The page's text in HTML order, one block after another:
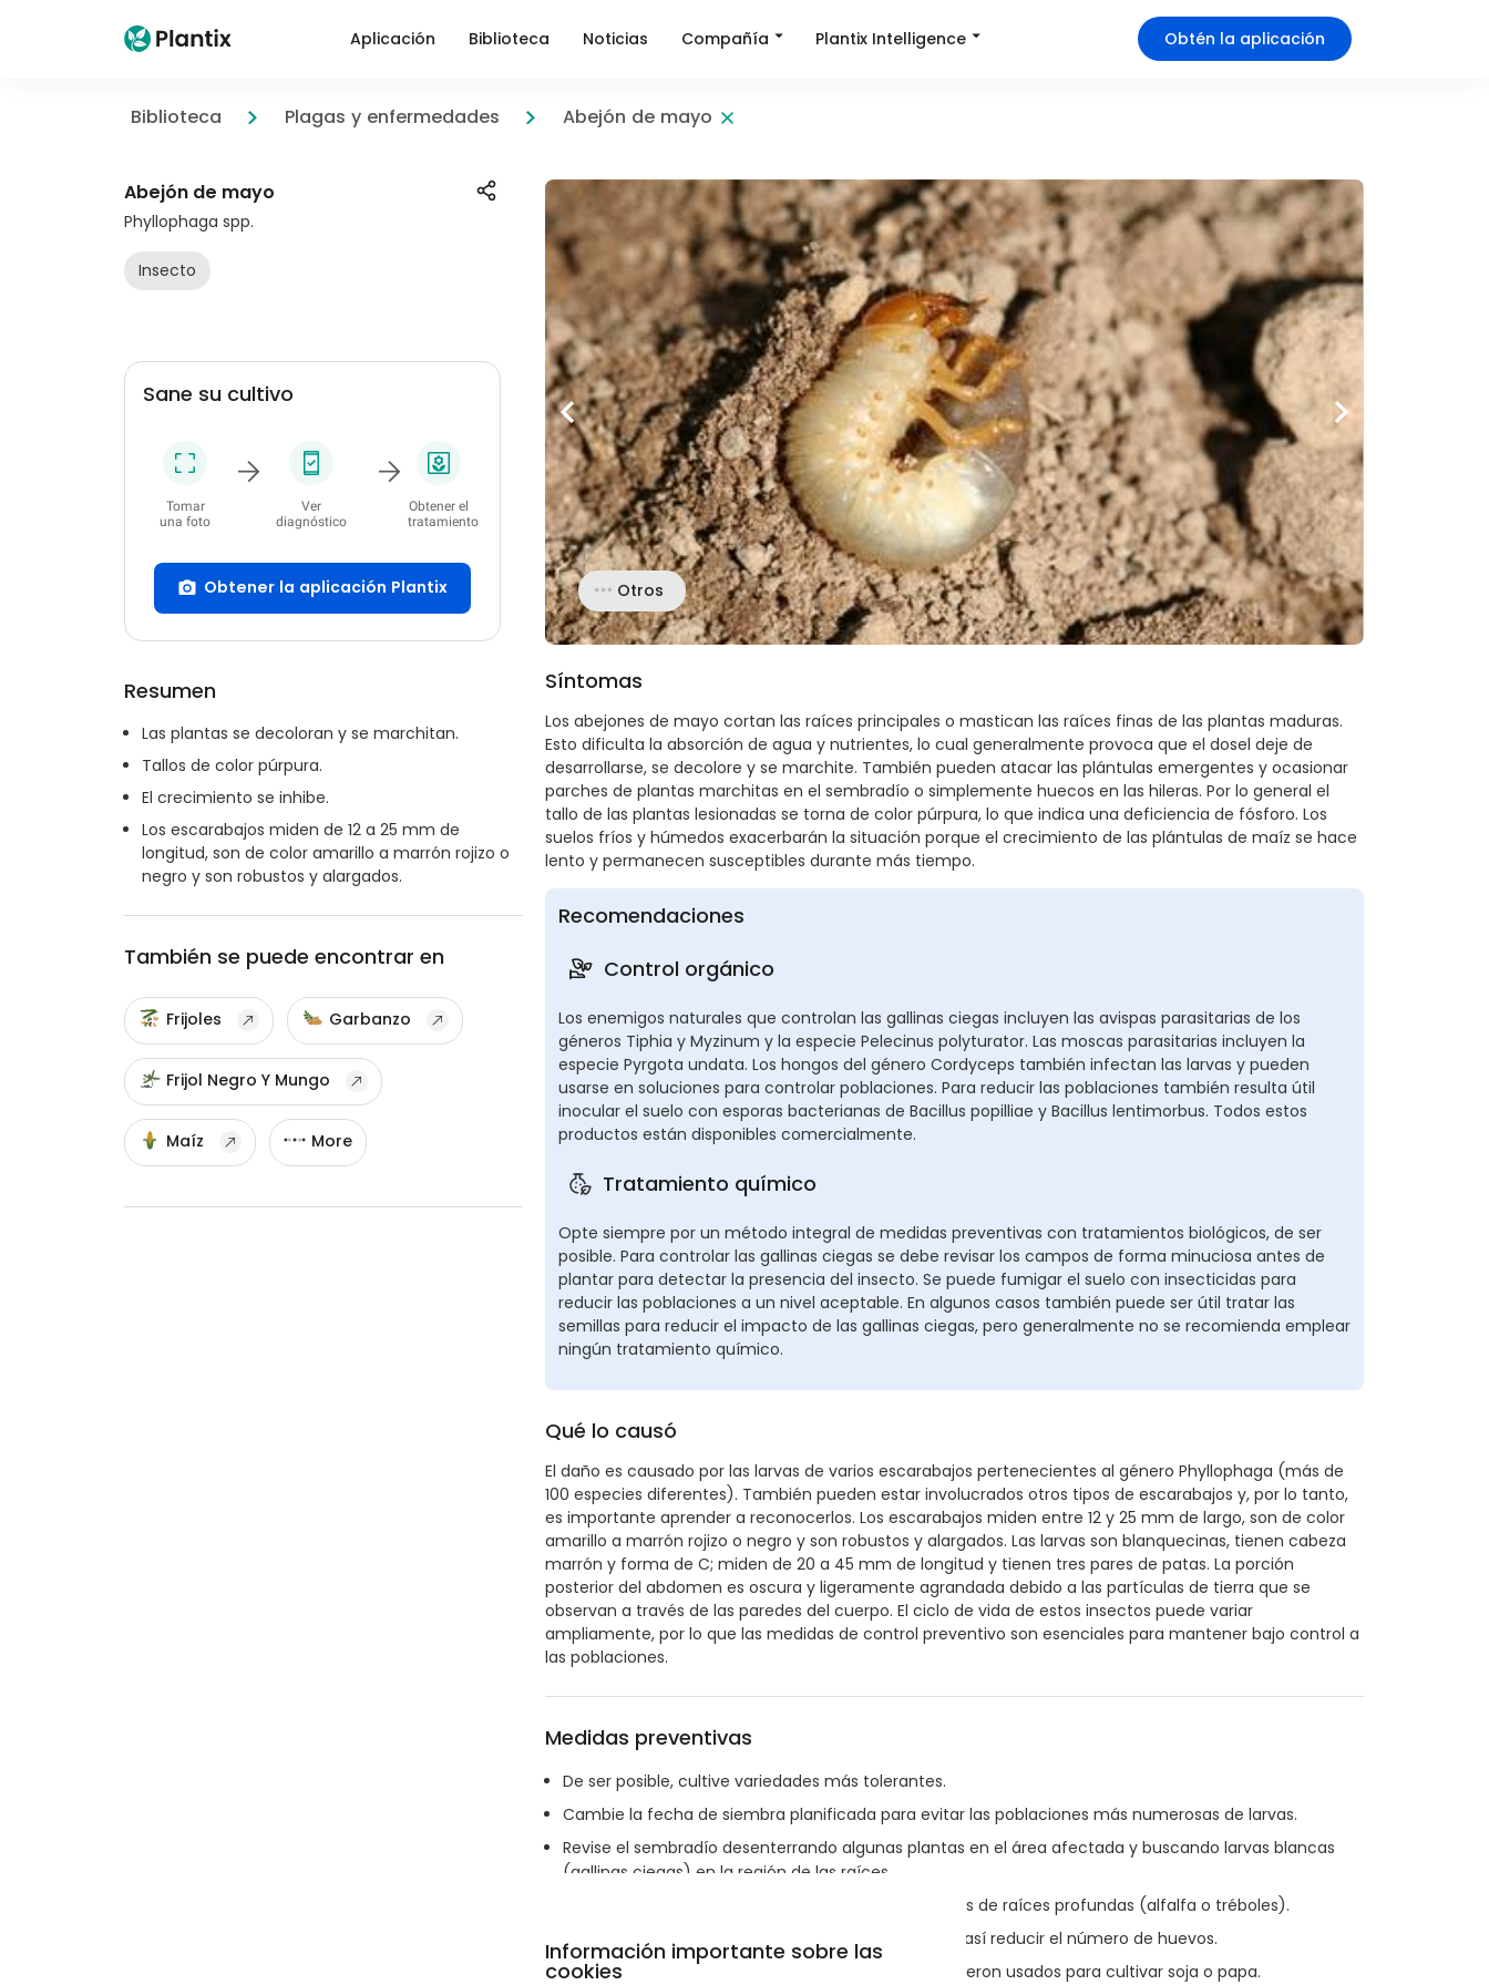
Aplicación Biblioteca Noticias Compañía Plantix Intelligence Obtén la aplicación
Biblioteca Plagas y enfermedades Abejón de mayo
Abejón de mayo
Phyllophaga spp.
Insecto
Sane su cultivo
Tomar
una foto
Ver
diagnóstico
Obtener el
tratamiento
Obtener la aplicación Plantix
Resumen
Las plantas se decoloran y se marchitan.
Tallos de color púrpura.
El crecimiento se inhibe.
Los escarabajos miden de 12 a 25 mm de
longitud, son de color amarillo a marrón rojizo o
negro y son robustos y alargados.
También se puede encontrar en
Frijoles Garbanzo
Frijol Negro Y Mungo
Maíz More
Otros
Síntomas
Los abejones de mayo cortan las raíces principales o mastican las raíces finas de las plantas maduras.
Esto dificulta la absorción de agua y nutrientes, lo cual generalmente provoca que el dosel deje de
desarrollarse, se decolore y se marchite. También pueden atacar las plántulas emergentes y ocasionar
parches de plantas marchitas en el sembradío o simplemente huecos en las hileras. Por lo general el
tallo de las plantas lesionadas se torna de color púrpura, lo que indica una deficiencia de fósforo. Los
suelos fríos y húmedos exacerbarán la situación porque el crecimiento de las plántulas de maíz se hace
lento y permanecen susceptibles durante más tiempo.
Recomendaciones
Control orgánico
Los enemigos naturales que controlan las gallinas ciegas incluyen las avispas parasitarias de los
géneros Tiphia y Myzinum y la especie Pelecinus polyturator. Las moscas parasitarias incluyen la
especie Pyrgota undata. Los hongos del género Cordyceps también infectan las larvas y pueden
usarse en soluciones para controlar poblaciones. Para reducir las poblaciones también resulta útil
inocular el suelo con esporas bacterianas de Bacillus popilliae y Bacillus lentimorbus. Todos estos
productos están disponibles comercialmente.
Tratamiento químico
Opte siempre por un método integral de medidas preventivas con tratamientos biológicos, de ser
posible. Para controlar las gallinas ciegas se debe revisar los campos de forma minuciosa antes de
plantar para detectar la presencia del insecto. Se puede fumigar el suelo con insecticidas para
reducir las poblaciones a un nivel aceptable. En algunos casos también puede ser útil tratar las
semillas para reducir el impacto de las gallinas ciegas, pero generalmente no se recomienda emplear
ningún tratamiento químico.
Qué lo causó
El daño es causado por las larvas de varios escarabajos pertenecientes al género Phyllophaga (más de
100 especies diferentes). También pueden estar involucrados otros tipos de escarabajos y, por lo tanto,
es importante aprender a reconocerlos. Los escarabajos miden entre 12 y 25 mm de largo, son de color
amarillo a marrón rojizo o negro y son robustos y alargados. Las larvas son blanquecinas, tienen cabeza
marrón y forma de C; miden de 20 a 45 mm de longitud y tienen tres pares de patas. La porción
posterior del abdomen es oscura y ligeramente agrandada debido a las partículas de tierra que se
observan a través de las paredes del cuerpo. El ciclo de vida de estos insectos puede variar
ampliamente, por lo que las medidas de control preventivo son esenciales para mantener bajo control a
las poblaciones.
Medidas preventivas
De ser posible, cultive variedades más tolerantes.
Cambie la fecha de siembra planificada para evitar las poblaciones más numerosas de larvas.
Revise el sembradío desenterrando algunas plantas en el área afectada y buscando larvas blancas
(gallinas ciegas) en la región de las raíces.
Rote con cultivos no hospederos, como leguminosas de raíces profundas (alfalfa o tréboles).
Quite las gramíneas y malezas del sembradío para así reducir el número de huevos.
Evite sembrar maíz en campos que previamente fueron usados para cultivar soja o papa.
Información importante sobre las
cookies